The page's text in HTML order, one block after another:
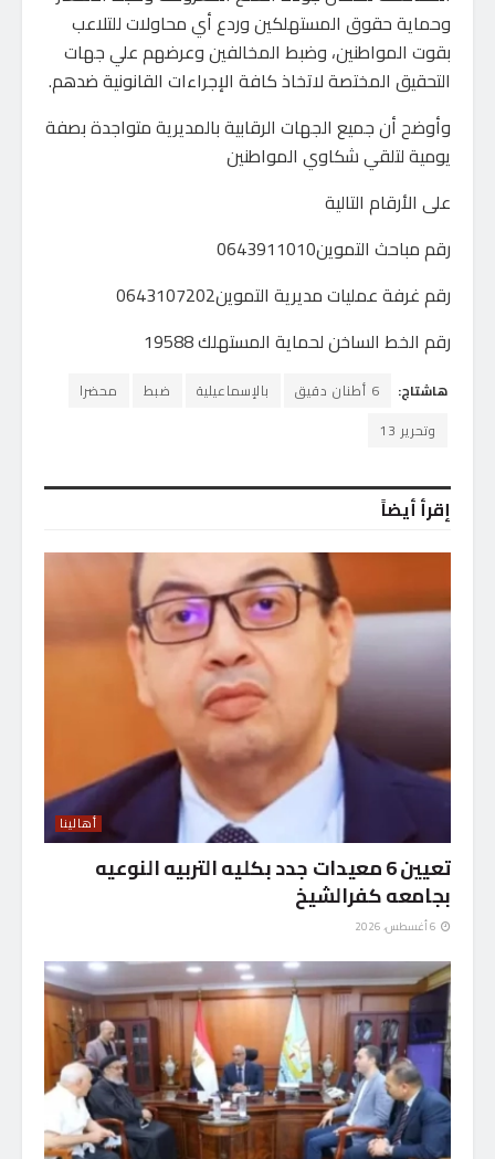
وحماية حقوق المستهلكين وردع أي محاولات للتلاعب
بقوت المواطنين، وضبط المخالفين وعرضهم علي جهات
التحقيق المختصة لاتخاذ كافة الإجراءات القانونية ضدهم.
وأوضح أن جميع الجهات الرقابية بالمديرية متواجدة بصفة
يومية لتلقي شكاوي المواطنين
على الأرقام التالية
رقم مباحث التموين0643911010
رقم غرفة عمليات مديرية التموين0643107202
رقم الخط الساخن لحماية المستهلك 19588
هاشتاج: 6 أطنان دقيق بالإسماعيلية ضبط
محضرا
وتحرير 13
إقرأ أيضاً
أهالينا
تعيين 6 معيدات جدد بكليه التربيه النوعيه
بجامعه كفرالشيخ